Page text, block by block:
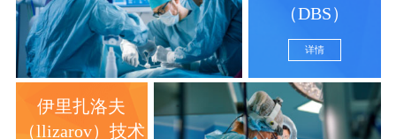
（DBS）
详情
伊里扎洛夫
（llizarov）技术